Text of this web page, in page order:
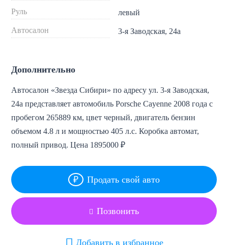
Руль левый
Автосалон 3-я Заводская, 24а
Дополнительно
Автосалон «Звезда Сибири» по адресу ул. 3-я Заводская,
24а представляет автомобиль Porsche Cayenne 2008 года с
пробегом 265889 км, цвет черный, двигатель бензин
объемом 4.8 л и мощностью 405 л.с. Коробка автомат,
полный привод. Цена 1895000 ₽
Продать свой авто
Позвонить
Добавить в избранное